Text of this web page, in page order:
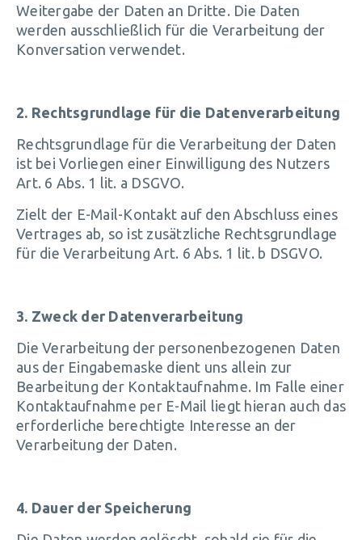
Weitergabe der Daten an Dritte. Die Daten
werden ausschließlich für die Verarbeitung der
Konversation verwendet.
2. Rechtsgrundlage für die Datenverarbeitung
Rechtsgrundlage für die Verarbeitung der Daten
ist bei Vorliegen einer Einwilligung des Nutzers
Art. 6 Abs. 1 lit. a DSGVO.
Zielt der E-Mail-Kontakt auf den Abschluss eines
Vertrages ab, so ist zusätzliche Rechtsgrundlage
für die Verarbeitung Art. 6 Abs. 1 lit. b DSGVO.
3. Zweck der Datenverarbeitung
Die Verarbeitung der personenbezogenen Daten
aus der Eingabemaske dient uns allein zur
Bearbeitung der Kontaktaufnahme. Im Falle einer
Kontaktaufnahme per E-Mail liegt hieran auch das
erforderliche berechtigte Interesse an der
Verarbeitung der Daten.
4. Dauer der Speicherung